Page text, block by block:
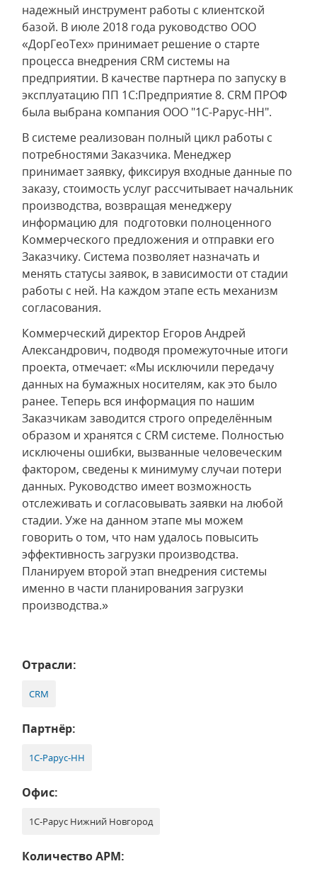
надежный инструмент работы с клиентской
базой. В июле 2018 года руководство ООО
«ДорГеоТех» принимает решение о старте
процесса внедрения СRM системы на
предприятии. В качестве партнера по запуску в
эксплуатацию ПП 1С:Предприятие 8. CRM ПРОФ
была выбрана компания ООО "1C-Рарус-НН".
В системе реализован полный цикл работы с
потребностями Заказчика. Менеджер
принимает заявку, фиксируя входные данные по
заказу, стоимость услуг рассчитывает начальник
производства, возвращая менеджеру
информацию для подготовки полноценного
Коммерческого предложения и отправки его
Заказчику. Система позволяет назначать и
менять статусы заявок, в зависимости от стадии
работы с ней. На каждом этапе есть механизм
согласования.
Коммерческий директор Егоров Андрей
Александрович, подводя промежуточные итоги
проекта, отмечает: «Мы исключили передачу
данных на бумажных носителям, как это было
ранее. Теперь вся информация по нашим
Заказчикам заводится строго определённым
образом и хранятся с CRM системе. Полностью
исключены ошибки, вызванные человеческим
фактором, сведены к минимуму случаи потери
данных. Руководство имеет возможность
отслеживать и согласовывать заявки на любой
стадии. Уже на данном этапе мы можем
говорить о том, что нам удалось повысить
эффективность загрузки производства.
Планируем второй этап внедрения системы
именно в части планирования загрузки
производства.»
Отрасли:
CRM
Партнёр:
1С‑Рарус-НН
Офис:
1С-Рарус Нижний Новгород
Количество АРМ: